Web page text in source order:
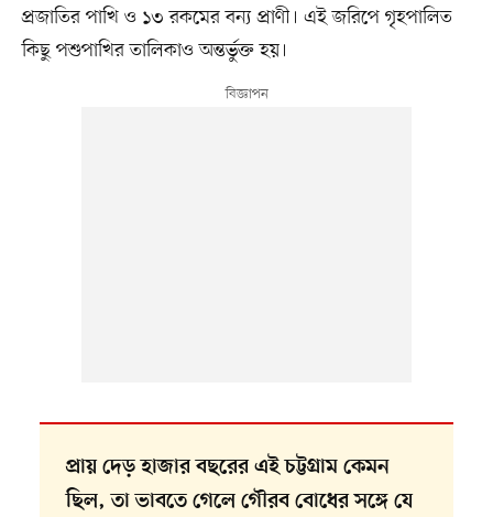
প্রজাতির পাখি ও ১৩ রকমের বন্য প্রাণী। এই জরিপে গৃহপালিত
কিছু পশুপাখির তালিকাও অন্তর্ভুক্ত হয়।
প্রায় দেড় হাজার বছরের এই চট্টগ্রাম কেমন
ছিল, তা ভাবতে গেলে গৌরব বোধের সঙ্গে যে